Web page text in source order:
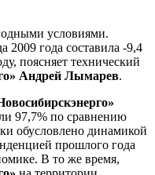
условиями.
2009 года составила -9,4
поясняет технический
Андрей Лымарев.
97,7% по сравнению
обусловлено динамикой
прошлого года
В то же время,